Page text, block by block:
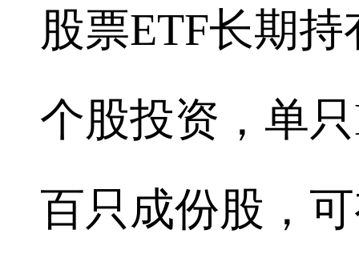
股票ETF长期
个股投资，单
百只成份股，